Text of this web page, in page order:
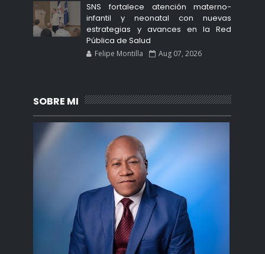
SNS fortalece atención materno-
infantil y neonatal con nuevas
estrategias y avances en la Red
Pública de Salud
Felipe Montilla Aug 07, 2026
SOBRE MI